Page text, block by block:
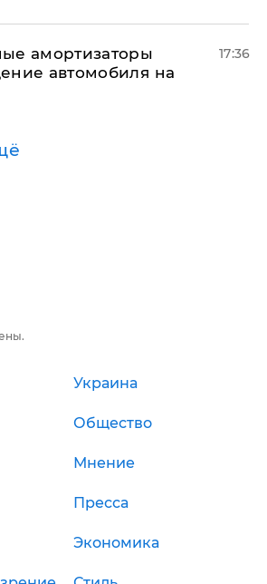
амортизаторы
автомобиля на
17:36
Украина
Общество
Мнение
Пресса
Экономика